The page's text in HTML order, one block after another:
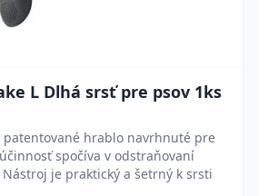
L Dlhá srsť pre psov 1ks
patentované hrablo navrhnuté pre
spočíva v odstraňovaní
je praktický a šetrný k srsti